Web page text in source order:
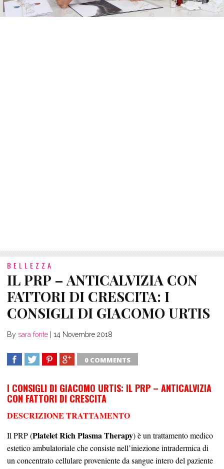
BELLEZZA
IL PRP – ANTICALVIZIA CON
FATTORI DI CRESCITA: I
CONSIGLI DI GIACOMO URTIS
By sara fonte 14 Novembre 2018
0 COMMENTS
I CONSIGLI DI GIACOMO URTIS: IL PRP – ANTICALVIZIA
CON FATTORI DI CRESCITA
DESCRIZIONE TRATTAMENTO
Il PRP (Platelet Rich Plasma Therapy) è un trattamento medico
estetico ambulatoriale che consiste nell’iniezione intradermica di
un concentrato cellulare proveniente da sangue intero del paziente